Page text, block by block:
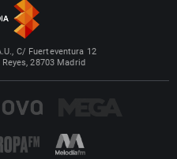
C/ Fuerteventura 12
28703 Madrid